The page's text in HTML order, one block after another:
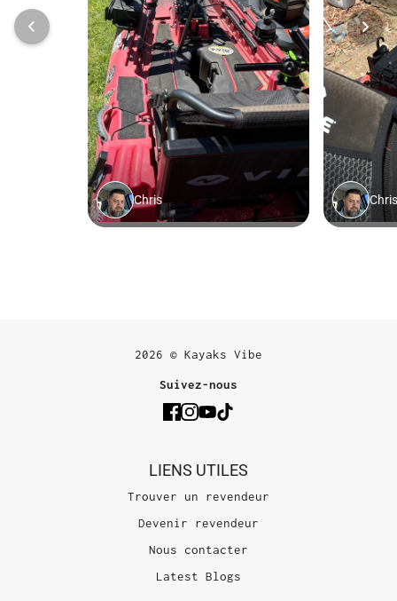
2026 © Kayaks Vibe
Suivez-nous
LIENS UTILES
Trouver un revendeur
Devenir revendeur
Nous contacter
Latest Blogs